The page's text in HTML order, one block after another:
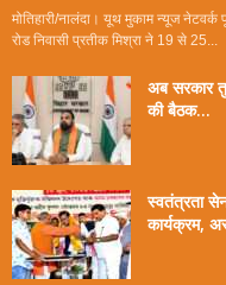
मोतिहारी/नालंदा। यूथ मुकाम न्यूज नेटवर्क
रोड निवासी प्रतीक मिश्रा ने 19 से 25...
अब सरकार
की बैठक...
स्वतंत्रता
कार्यक्रम,